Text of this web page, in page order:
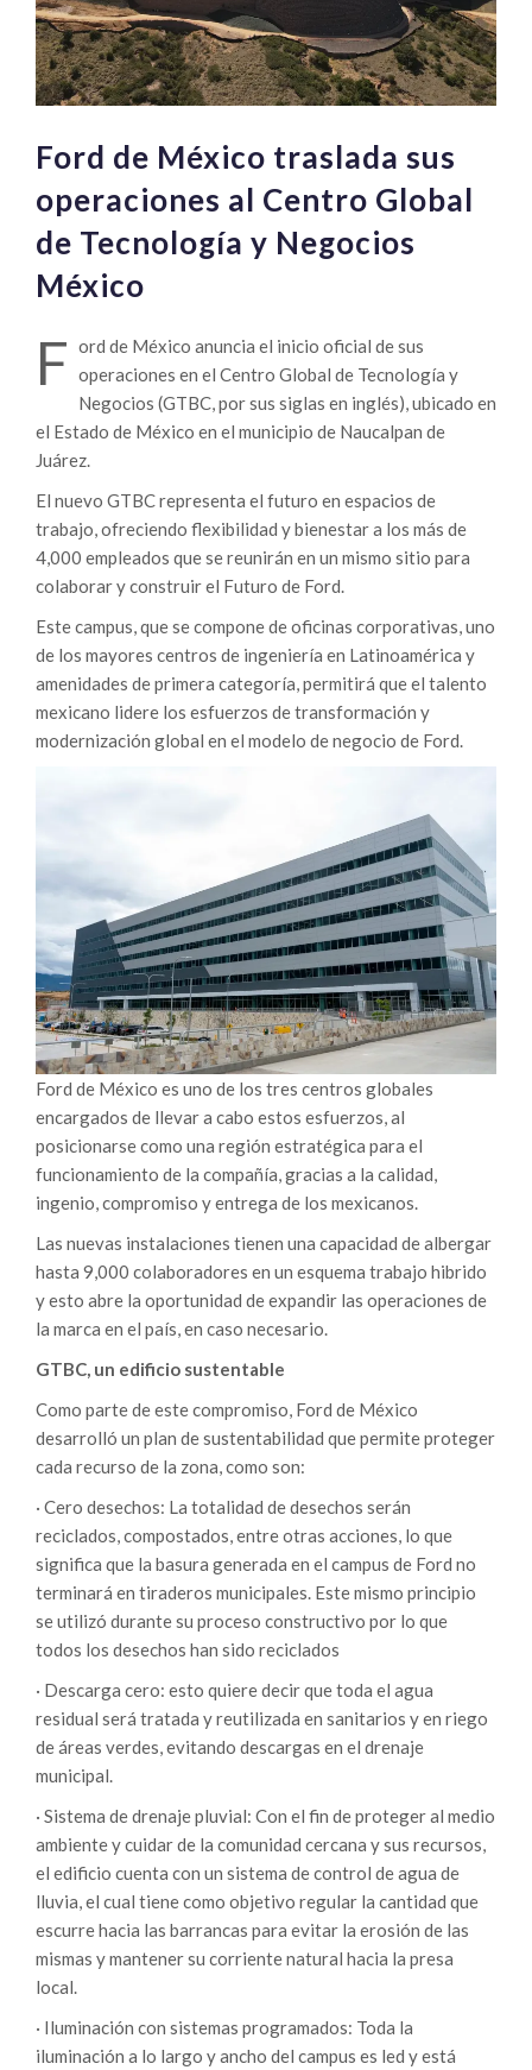
Ford de México traslada sus
operaciones al Centro Global
de Tecnología y Negocios
México
F ord de México anuncia el inicio oficial de sus
operaciones en el Centro Global de Tecnología y
Negocios (GTBC, por sus siglas en inglés), ubicado en
el Estado de México en el municipio de Naucalpan de
Juárez.
El nuevo GTBC representa el futuro en espacios de
trabajo, ofreciendo flexibilidad y bienestar a los más de
4,000 empleados que se reunirán en un mismo sitio para
colaborar y construir el Futuro de Ford.
Este campus, que se compone de oficinas corporativas, uno
de los mayores centros de ingeniería en Latinoamérica y
amenidades de primera categoría, permitirá que el talento
mexicano lidere los esfuerzos de transformación y
modernización global en el modelo de negocio de Ford.
Ford de México es uno de los tres centros globales
encargados de llevar a cabo estos esfuerzos, al
posicionarse como una región estratégica para el
funcionamiento de la compañía, gracias a la calidad,
ingenio, compromiso y entrega de los mexicanos.
Las nuevas instalaciones tienen una capacidad de albergar
hasta 9,000 colaboradores en un esquema trabajo hibrido
y esto abre la oportunidad de expandir las operaciones de
la marca en el país, en caso necesario.
GTBC, un edificio sustentable
Como parte de este compromiso, Ford de México
desarrolló un plan de sustentabilidad que permite proteger
cada recurso de la zona, como son:
· Cero desechos: La totalidad de desechos serán
reciclados, compostados, entre otras acciones, lo que
significa que la basura generada en el campus de Ford no
terminará en tiraderos municipales. Este mismo principio
se utilizó durante su proceso constructivo por lo que
todos los desechos han sido reciclados
· Descarga cero: esto quiere decir que toda el agua
residual será tratada y reutilizada en sanitarios y en riego
de áreas verdes, evitando descargas en el drenaje
municipal.
· Sistema de drenaje pluvial: Con el fin de proteger al medio
ambiente y cuidar de la comunidad cercana y sus recursos,
el edificio cuenta con un sistema de control de agua de
lluvia, el cual tiene como objetivo regular la cantidad que
escurre hacia las barrancas para evitar la erosión de las
mismas y mantener su corriente natural hacia la presa
local.
· Iluminación con sistemas programados: Toda la
iluminación a lo largo y ancho del campus es led y está